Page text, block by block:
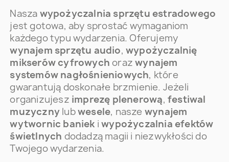
Nasza wypożyczalnia sprzętu estradowego
jest gotowa, aby sprostać wymaganiom
każdego typu wydarzenia. Oferujemy
wynajem sprzętu audio,wypożyczalnię
mikserów cyfrowych orazwynajem
systemów nagłośnieniowych, które
gwarantują doskonałe brzmienie. Jeżeli
organizujesz imprezę plenerową, festiwal
muzyczny lubwesele, nasze wynajem
wytwornic baniek iwypożyczalnia efektów
świetlnych dodadzą magii i niezwykłości do
Twojego wydarzenia.